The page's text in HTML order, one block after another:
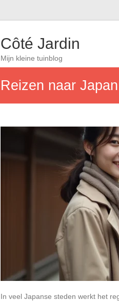
Côté Jardin
Mijn kleine tuinblog
Reizen naar
In veel Japanse steden werkt het